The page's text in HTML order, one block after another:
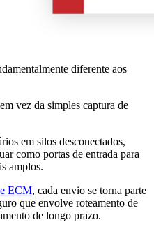
diferente aos
vez da simples captura de
em silos desconectados,
como portas de entrada para
amplos.
ECM, cada envio se torna parte
que envolve roteamento de
de longo prazo.